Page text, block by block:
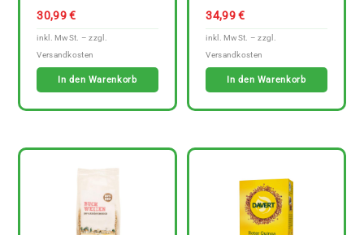
30,99€
In den Warenkorb
34,99€
In den Warenkorb